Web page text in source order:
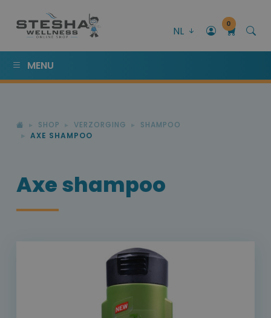
NL
0
MENU
SHOP VERZORGING
SHAMPOO
AXE SHAMPOO
Axe shampoo